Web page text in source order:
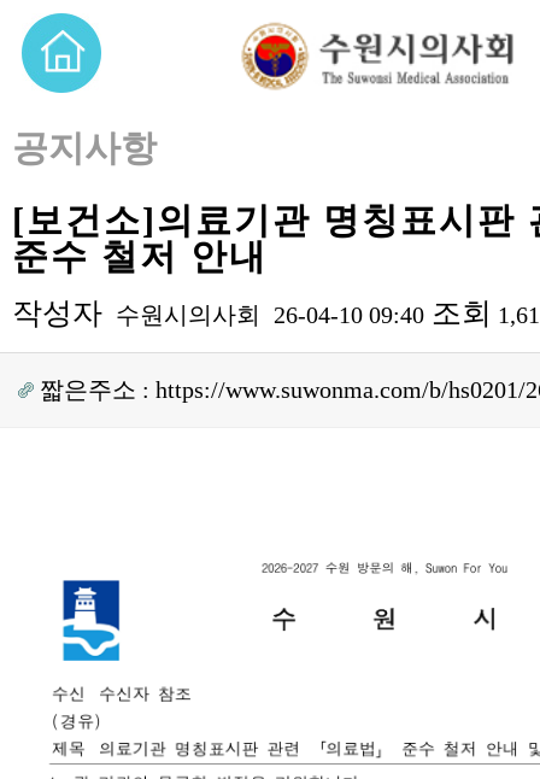
공지사항
[보건소]의료기관 명칭표시판
준수 철저 안내
작성자 수원시의사회 26-04-10 09:40 조회
짧은주소 : https://www.suwonma.com/b/hs0201/